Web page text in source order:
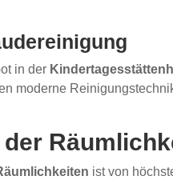
in der
moderne
ist von